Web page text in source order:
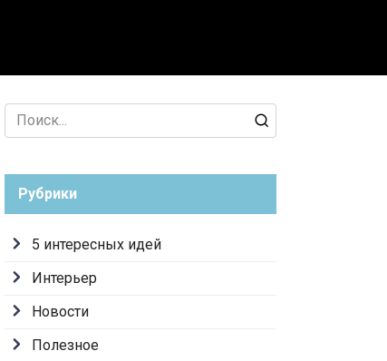
Search
for:
Рубрики
5 интересных идей
Интерьер
Новости
Полезное